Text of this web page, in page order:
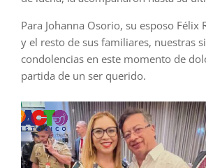
Para Johanna Osorio, su esposo Félix
y el resto de sus familiares, nuestras
condolencias en este momento de
partida de un ser querido.